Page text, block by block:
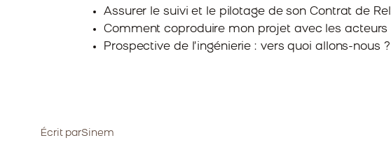
Assurer le suivi et le pilotage de son Contrat de
Comment coproduire mon projet avec les
Prospective de l’ingénierie : vers quoi allons-nous
Écrit parSinem